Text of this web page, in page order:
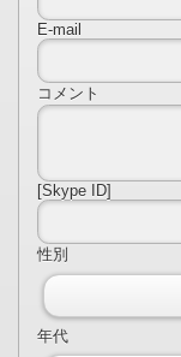
E-mail
コメント
[Skype ID]
性別
年代